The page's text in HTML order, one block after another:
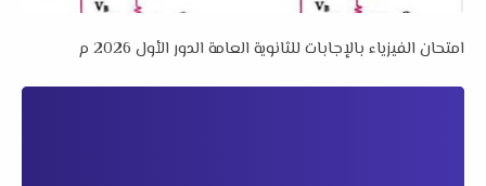
امتحان الفيزياء بالإجابات للثانوية العامة الدور الأول 2026 م